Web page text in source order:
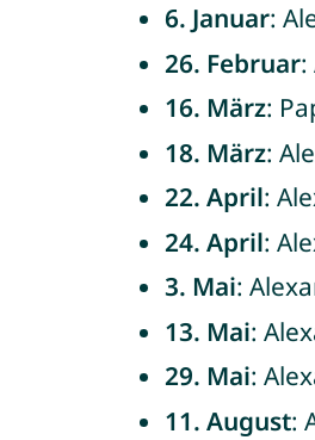
6. Januar:
26. Februar:
16. März:
18. März:
22. April:
24. April:
3. Mai:
13. Mai:
29. Mai:
11. August: